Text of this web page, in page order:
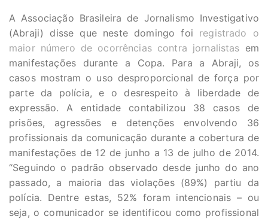
A Associação Brasileira de Jornalismo Investigativo
(Abraji) disse que neste domingo foi registrado o
maior número de ocorrências contra jornalistas em
manifestações durante a Copa. Para a Abraji, os
casos mostram o uso desproporcional de força por
parte da polícia, e o desrespeito à liberdade de
expressão. A entidade contabilizou 38 casos de
prisões, agressões e detenções envolvendo 36
profissionais da comunicação durante a cobertura de
manifestações de 12 de junho a 13 de julho de 2014.
“Seguindo o padrão observado desde junho do ano
passado, a maioria das violações (89%) partiu da
polícia. Dentre estas, 52% foram intencionais – ou
seja, o comunicador se identificou como profissional